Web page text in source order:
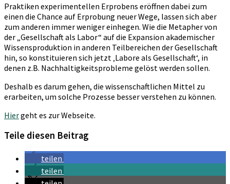
Praktiken experimentellen Erprobens eröffnen dabei zum
einen die Chance auf Erprobung neuer Wege, lassen sich aber
zum anderen immer weniger einhegen. Wie die Metapher von
der „Gesellschaft als Labor“ auf die Expansion akademischer
Wissens­produk­tion in anderen Teilbereichen der Gesellschaft
hin, so konstituieren sich jetzt ‚Labore als Gesellschaft‘, in
denen z.B. Nachhaltigkeitsprobleme gelöst werden sollen.
Deshalb es darum gehen, die wissenschaftlichen Mittel zu
erarbeiten, um solche Prozesse besser verstehen zu können.
Hiergeht es zur Webseite.
Teile diesen Beitrag
teilen
teilen